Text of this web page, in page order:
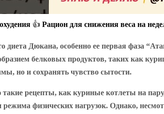
👍 Рацион для снижения веса на
диета Дюкана, особенно ее первая фаза
белковых продуктов, таких как
но и сохранять чувство сытости.
рецепты, как куриные котлеты на
физических нагрузок. Однако,